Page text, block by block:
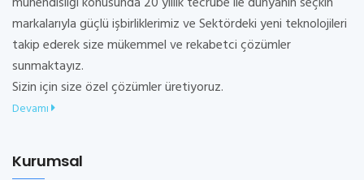
markalarıyla güçlü işbirliklerimiz ve Sektördeki yeni teknolojileri
takip ederek size mükemmel ve rekabetci çözümler
sunmaktayız.
Sizin için size özel çözümler üretiyoruz.
Devamı
Kurumsal